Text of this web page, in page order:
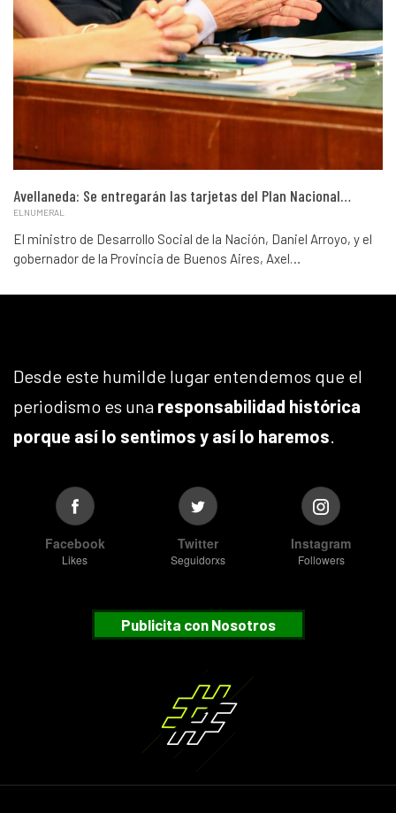
Avellaneda: Se entregarán las tarjetas del Plan Nacional…
ELNUMERAL
El ministro de Desarrollo Social de la Nación, Daniel Arroyo, y el
gobernador de la Provincia de Buenos Aires, Axel…
Desde este humilde lugar entendemos que el
periodismo es una responsabilidad histórica
porque así lo sentimos y así lo haremos
Facebook
Likes
Twitter
Seguidorxs
Instagram
Followers
Publicita con Nosotros